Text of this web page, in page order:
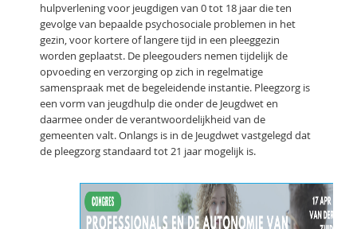
hulpverlening voor jeugdigen van 0 tot 18 jaar die ten
gevolge van bepaalde psychosociale problemen in het
gezin, voor kortere of langere tijd in een pleeggezin
worden geplaatst. De pleegouders nemen tijdelijk de
opvoeding en verzorging op zich in regelmatige
samenspraak met de begeleidende instantie. Pleegzorg is
een vorm van jeugdhulp die onder de Jeugdwet en
daarmee onder de verantwoordelijkheid van de
gemeenten valt. Onlangs is in de Jeugdwet vastgelegd dat
de pleegzorg standaard tot 21 jaar mogelijk is.